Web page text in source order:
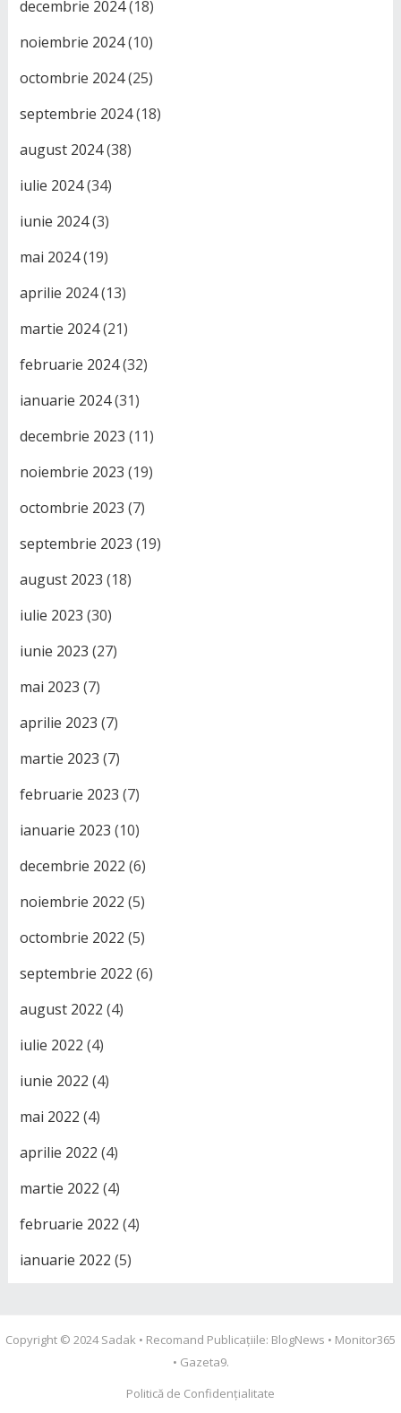
decembrie 2024(18)
noiembrie 2024(10)
octombrie 2024(25)
septembrie 2024(18)
august 2024(38)
iulie 2024(34)
iunie 2024(3)
mai 2024(19)
aprilie 2024(13)
martie 2024(21)
februarie 2024(32)
ianuarie 2024(31)
decembrie 2023 (11)
noiembrie 2023 (19)
octombrie 2023 (7)
septembrie 2023 (19)
august 2023 (18)
iulie 2023 (30)
iunie 2023 (27)
mai 2023 (7)
aprilie 2023 (7)
martie 2023 (7)
februarie 2023 (7)
ianuarie 2023 (10)
decembrie 2022 (6)
noiembrie 2022 (5)
octombrie 2022 (5)
septembrie 2022 (6)
august 2022 (4)
iulie 2022 (4)
iunie 2022 (4)
mai 2022 (4)
aprilie 2022 (4)
martie 2022 (4)
februarie 2022 (4)
ianuarie 2022 (5)
Copyright © 2024Sadak • Recomand Publicațiile: BlogNews • Monitor365
• Gazeta9.
Politică de Confidențialitate